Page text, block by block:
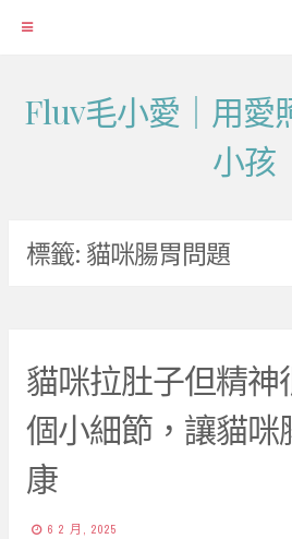
SkipFluv毛小愛｜用愛
小孩
標籤: 貓咪腸胃問題
貓咪拉肚子但精神
個小細節，讓貓咪
康
6 2 月, 2025